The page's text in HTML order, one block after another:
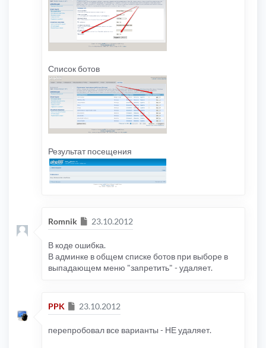
Список ботов
Результат посещения
Romnik Сообщение
23.10.2012
В коде ошибка.
В админке в общем списке ботов при выборе в
выпадающем меню "запретить" - удаляет.
PPK Сообщение
23.10.2012
перепробовал все варианты - НЕ удаляет.